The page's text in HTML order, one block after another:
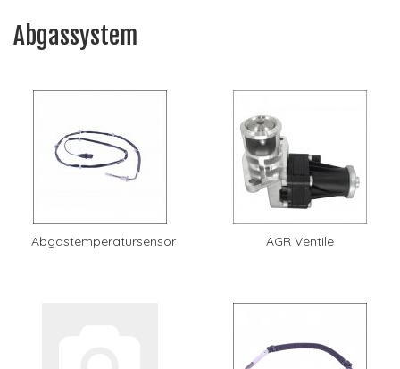
Abgassystem
Abgastemperatursensor AGR Ventile